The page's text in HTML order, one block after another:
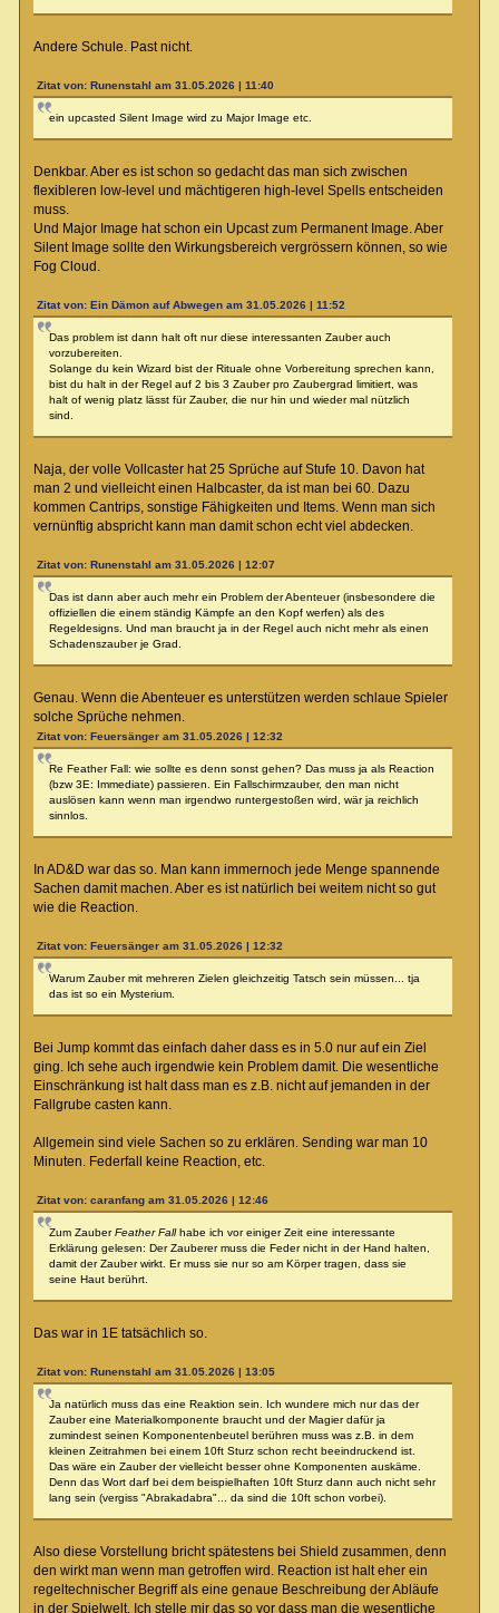
Andere Schule. Past nicht.
Zitat von: Runenstahl am 31.05.2026 | 11:40
ein upcasted Silent Image wird zu Major Image etc.
Denkbar. Aber es ist schon so gedacht das man sich zwischen
flexibleren low-level und mächtigeren high-level Spells entscheiden
muss.
Und Major Image hat schon ein Upcast zum Permanent Image. Aber
Silent Image sollte den Wirkungsbereich vergrössern können, so wie
Fog Cloud.
Zitat von: Ein Dämon auf Abwegen am 31.05.2026 | 11:52
Das problem ist dann halt oft nur diese interessanten Zauber auch
vorzubereiten.
Solange du kein Wizard bist der Rituale ohne Vorbereitung sprechen kann,
bist du halt in der Regel auf 2 bis 3 Zauber pro Zaubergrad limitiert, was
halt of wenig platz lässt für Zauber, die nur hin und wieder mal nützlich
sind.
Naja, der volle Vollcaster hat 25 Sprüche auf Stufe 10. Davon hat
man 2 und vielleicht einen Halbcaster, da ist man bei 60. Dazu
kommen Cantrips, sonstige Fähigkeiten und Items. Wenn man sich
vernünftig abspricht kann man damit schon echt viel abdecken.
Zitat von: Runenstahl am 31.05.2026 | 12:07
Das ist dann aber auch mehr ein Problem der Abenteuer (insbesondere die
offiziellen die einem ständig Kämpfe an den Kopf werfen) als des
Regeldesigns. Und man braucht ja in der Regel auch nicht mehr als einen
Schadenszauber je Grad.
Genau. Wenn die Abenteuer es unterstützen werden schlaue Spieler
solche Sprüche nehmen.
Zitat von: Feuersänger am 31.05.2026 | 12:32
Re Feather Fall: wie sollte es denn sonst gehen? Das muss ja als Reaction
(bzw 3E: Immediate) passieren. Ein Fallschirmzauber, den man nicht
auslösen kann wenn man irgendwo runtergestoßen wird, wär ja reichlich
sinnlos.
In AD&D war das so. Man kann immernoch jede Menge spannende
Sachen damit machen. Aber es ist natürlich bei weitem nicht so gut
wie die Reaction.
Zitat von: Feuersänger am 31.05.2026 | 12:32
Warum Zauber mit mehreren Zielen gleichzeitig Tatsch sein müssen... tja
das ist so ein Mysterium.
Bei Jump kommt das einfach daher dass es in 5.0 nur auf ein Ziel
ging. Ich sehe auch irgendwie kein Problem damit. Die wesentliche
Einschränkung ist halt dass man es z.B. nicht auf jemanden in der
Fallgrube casten kann.
Allgemein sind viele Sachen so zu erklären. Sending war man 10
Minuten. Federfall keine Reaction, etc.
Zitat von: caranfang am 31.05.2026 | 12:46
Zum ZauberFeather Fallhabe ich vor einiger Zeit eine interessante
Erklärung gelesen: Der Zauberer muss die Feder nicht in der Hand halten,
damit der Zauber wirkt. Er muss sie nur so am Körper tragen, dass sie
seine Haut berührt.
Das war in 1E tatsächlich so.
Zitat von: Runenstahl am 31.05.2026 | 13:05
Ja natürlich muss das eine Reaktion sein. Ich wundere mich nur das der
Zauber eine Materialkomponente braucht und der Magier dafür ja
zumindest seinen Komponentenbeutel berühren muss was z.B. in dem
kleinen Zeitrahmen bei einem 10ft Sturz schon recht beeindruckend ist.
Das wäre ein Zauber der vielleicht besser ohne Komponenten auskäme.
Denn das Wort darf bei dem beispielhaften 10ft Sturz dann auch nicht sehr
lang sein (vergiss "Abrakadabra"... da sind die 10ft schon vorbei).
Also diese Vorstellung bricht spätestens bei Shield zusammen, denn
den wirkt man wenn man getroffen wird. Reaction ist halt eher ein
regeltechnischer Begriff als eine genaue Beschreibung der Abläufe
in der Spielwelt. Ich stelle mir das so vor dass man die wesentliche